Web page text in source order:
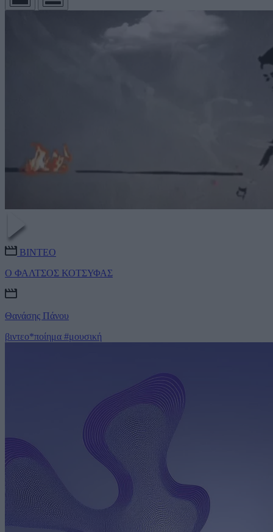
ΒΙΝΤΕΟ
Ο ΦΑΛΤΣΟΣ ΚΟΤΣΥΦΑΣ
Θανάσης Πάνου
βιντεο*ποίημα #μουσική